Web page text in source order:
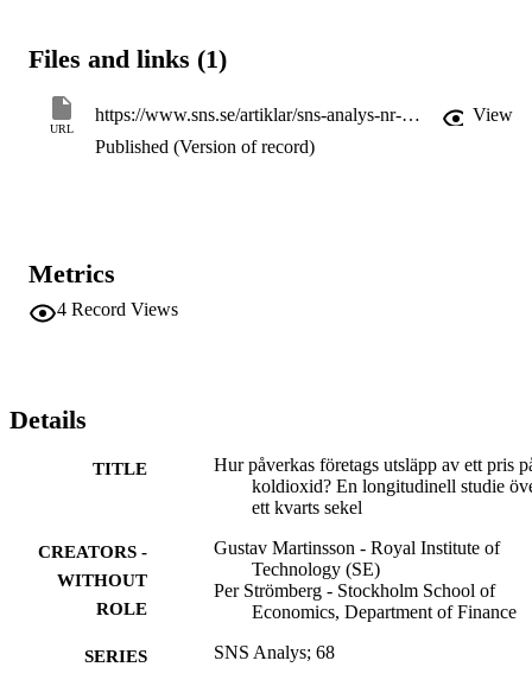
minskningen beror på teknisk utveckling.
Files and links (1)
URL
https://www.sns.se/artiklar/sns-analys-nr-68-hur-paverkas-foretags-utslapp-av-ett-pris-pa-koldioxid/
View
Published (Version of record)
Metrics
4 Record Views
Details
TITLE
Hur påverkas företags utsläpp av ett pris
koldioxid? En longitudinell studie
ett kvarts sekel
CREATORS -
WITHOUT
ROLE
Gustav Martinsson - Royal Institute of
Technology (SE)
Per Strömberg - Stockholm School of
Economics, Department of Finance
SERIES SNS Analys; 68